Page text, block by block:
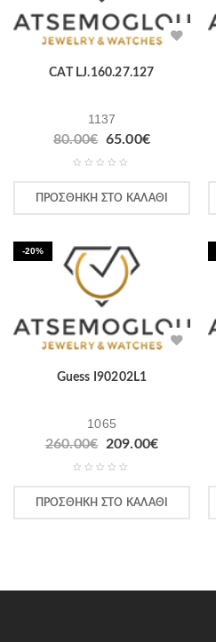
CAT LJ.160.27.127
1137
80.00€ 65.00€
ΠΡΟΣΘΉΚΗ ΣΤΟ ΚΑΛΆΘΙ
-20%
Guess I90202L1
1065
260.00€ 209.00€
ΠΡΟΣΘΉΚΗ ΣΤΟ ΚΑΛΆΘΙ